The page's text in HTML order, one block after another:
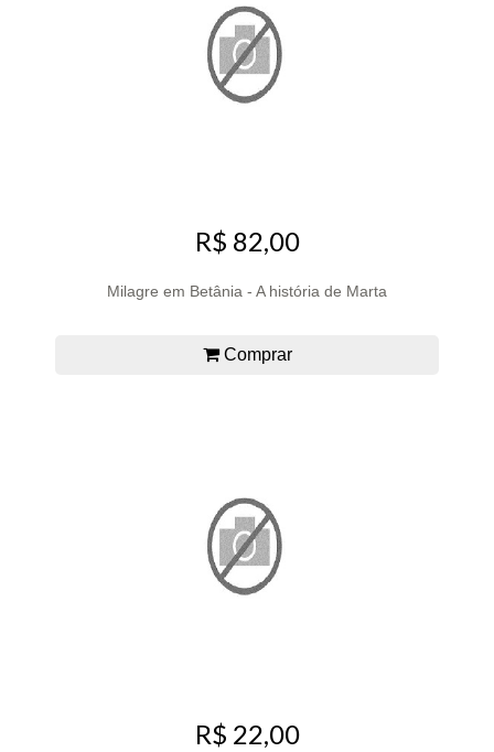
R$ 82,00
Milagre em Betânia - A história de Marta
Comprar
R$ 22,00